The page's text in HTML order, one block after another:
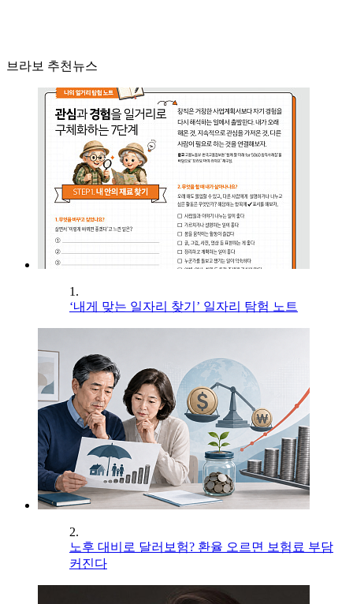
브라보 추천뉴스
1.
‘내게 맞는 일자리 찾기’ 일자리 탐험 노트
2.
노후 대비로 달러보험? 환율 오르면 보험료 부담
커진다